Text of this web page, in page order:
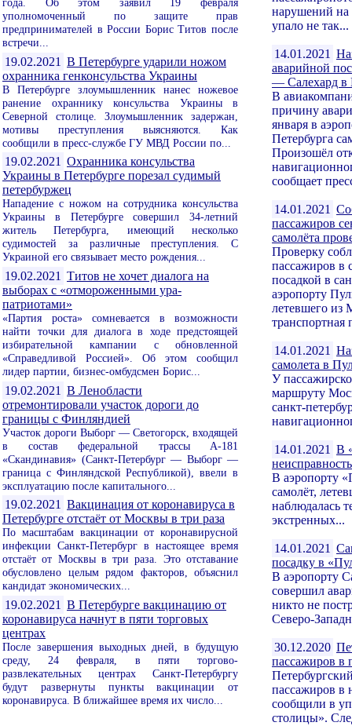
уполномоченный по защите прав
предпринимателей в России Борис Титов после
встречи...
19.02.2021 В Петербурге ударили ножом
охранника генконсульства Украины
В Петербурге злоумышленник нанес ножевое
ранение охраннику консульства Украины в
Северной столице. Злоумышленник задержан,
мотивы преступления выясняются. Как
сообщили в пресс-службе ГУ МВД России по...
19.02.2021 Охранника консульства
Украины в Петербурге порезал судимый
петербуржец
Нападение с ножом на сотрудника консульства
Украины в Петербурге совершил 34-летний
житель Петербурга, имеющий несколько
судимостей за различные преступления. С
Украиной его связывает место рождения...
19.02.2021 Титов не хочет диалога на
выборах с «отмороженными ура-
патриотами»
«Партия роста» сомневается в возможности
найти точки для диалога в ходе предстоящей
избирательной кампании с обновленной
«Справедливой Россией». Об этом сообщил
лидер партии, бизнес-омбудсмен Борис...
19.02.2021 В Ленобласти
отремонтировали участок дороги до
границы с Финляндией
Участок дороги Выборг — Светогорск, входящей
в состав федеральной трассы А-181
«Скандинавия» (Санкт-Петербург — Выборг —
граница с Финляндской Республикой), ввели в
эксплуатацию после капитального...
19.02.2021 Вакцинация от коронавируса в
Петербурге отстаёт от Москвы в три раза
По масштабам вакцинации от коронавирусной
инфекции Санкт-Петербург в настоящее время
отстаёт от Москвы в три раза. Это отставание
обусловлено целым рядом факторов, объяснил
кандидат экономических...
19.02.2021 В Петербурге вакцинацию от
коронавируса начнут в пяти торговых
центрах
После завершения выходных дней, в будущую
среду, 24 февраля, в пяти торгово-
развлекательных центрах Санкт-Петербургу
будут развернуты пункты вакцинации от
коронавируса. В ближайшее время их число...
нарушений на
упало не так...
14.01.2021
аварийной
— Салехард в
В
причину
января в
Петербурга
Произошёл
сообщает
14.01.2021
пассажиров
самолёта
Проверку
пассажиров в
посадкой в
аэропорту
летевшего из
транспортная
14.01.2021
самолета в
У
маршруту
санкт-
14.01.2021 В
В аэропорту
самолёт,
наблюдалась
экстренных...
14.01.2021
посадку в
В аэропорту
совершил
никто не
Северо-
30.12.2020
пассажиров в
пассажиров
сообщили в
столицы».